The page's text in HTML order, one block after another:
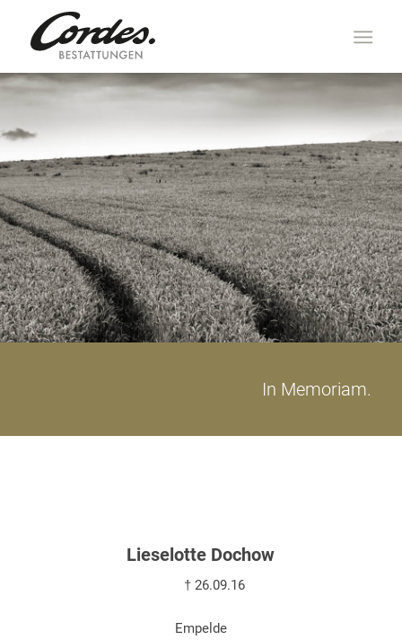
In Memoriam.
Lieselotte Dochow
† 26.09.16
Empelde